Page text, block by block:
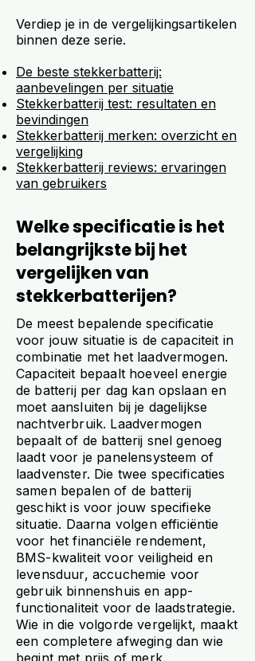
Verdiep je in de vergelijkingsartikelen
binnen deze serie.
De beste stekkerbatterij:
aanbevelingen per situatie
Stekkerbatterij test: resultaten en
bevindingen
Stekkerbatterij merken: overzicht en
vergelijking
Stekkerbatterij reviews: ervaringen
van gebruikers
Welke specificatie is het
belangrijkste bij het
vergelijken van
stekkerbatterijen?
De meest bepalende specificatie
voor jouw situatie is de capaciteit in
combinatie met het laadvermogen.
Capaciteit bepaalt hoeveel energie
de batterij per dag kan opslaan en
moet aansluiten bij je dagelijkse
nachtverbruik. Laadvermogen
bepaalt of de batterij snel genoeg
laadt voor je panelensysteem of
laadvenster. Die twee specificaties
samen bepalen of de batterij
geschikt is voor jouw specifieke
situatie. Daarna volgen efficiëntie
voor het financiële rendement,
BMS-kwaliteit voor veiligheid en
levensduur, accuchemie voor
gebruik binnenshuis en app-
functionaliteit voor de laadstrategie.
Wie in die volgorde vergelijkt, maakt
een completere afweging dan wie
begint met prijs of merk.